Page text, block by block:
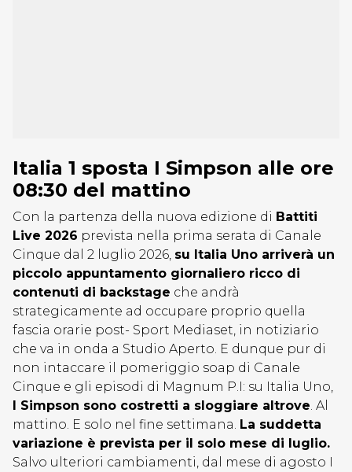
Italia 1 sposta I Simpson alle ore
08:30 del mattino
Con la partenza della nuova edizione di Battiti
Live 2026 prevista nella prima serata di Canale
Cinque dal 2 luglio 2026, su Italia Uno arriverà un
piccolo appuntamento giornaliero ricco di
contenuti di backstage che andrà
strategicamente ad occupare proprio quella
fascia orarie post- Sport Mediaset, in notiziario
che va in onda a Studio Aperto. E dunque pur di
non intaccare il pomeriggio soap di Canale
Cinque e gli episodi di Magnum P.I: su Italia Uno,
I Simpson sono costretti a sloggiare altrove. Al
mattino. E solo nel fine settimana. La suddetta
variazione è prevista per il solo mese di luglio.
Salvo ulteriori cambiamenti, dal mese di agosto I